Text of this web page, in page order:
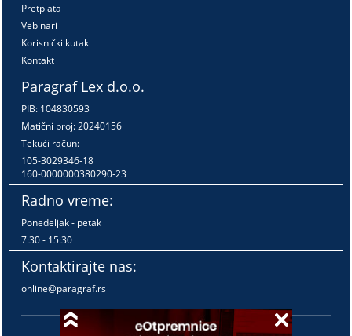
Pretplata
Vebinari
Korisnički kutak
Kontakt
Paragraf Lex d.o.o.
PIB: 104830593
Matični broj: 20240156
Tekući račun:
105-3029346-18
160-0000000380290-23
Radno vreme:
Ponedeljak - petak
7:30 - 15:30
Kontaktirajte nas:
online@paragraf.rs